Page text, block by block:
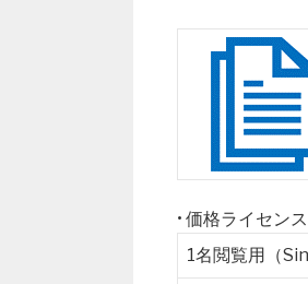
• 価格ライセン
1名閲覧用（